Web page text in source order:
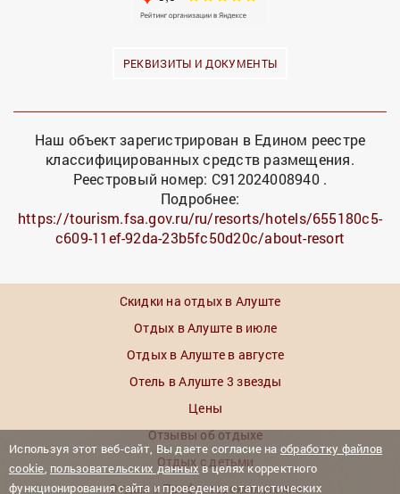
РЕКВИЗИТЫ И ДОКУМЕНТЫ
Наш объект зарегистрирован в Едином реестре
классифицированных средств размещения.
Реестровый номер: С912024008940 .
Подробнее:
https://tourism.fsa.gov.ru/ru/resorts/hotels/655180c5-
c609-11ef-92da-23b5fc50d20c/about-resort
Скидки на отдых в Алуште
Отдых в Алуште в июле
Отдых в Алуште в августе
Отель в Алуште 3 звезды
Цены
Отзывы об отдыхе
Отдых с детьми
Отдых в Профессорском уголке
Используя этот веб-сайт, Вы даете согласие на обработку файлов
cookie, пользовательских данныхв целях корректного
функционирования сайта и проведения статистических